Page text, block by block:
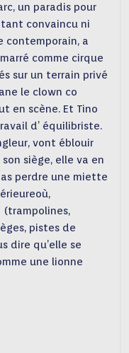
un paradis pour
convaincu ni
contemporain, a
comme cirque
sur un terrain privé
le clown co
en scène. Et Tino
d’ équilibriste.
vont éblouir
siège, elle va en
perdre une miette
pistes de
dire qu’elle se
une lionne